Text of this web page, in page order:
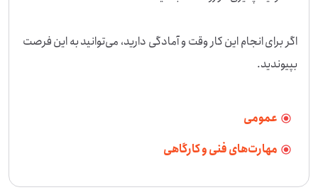
اگر برای انجام این کار وقت و آمادگی دارید، می‌توانید به این فرصت
بپیوندید.
عمومی
مهارت‌های فنی و کارگاهی